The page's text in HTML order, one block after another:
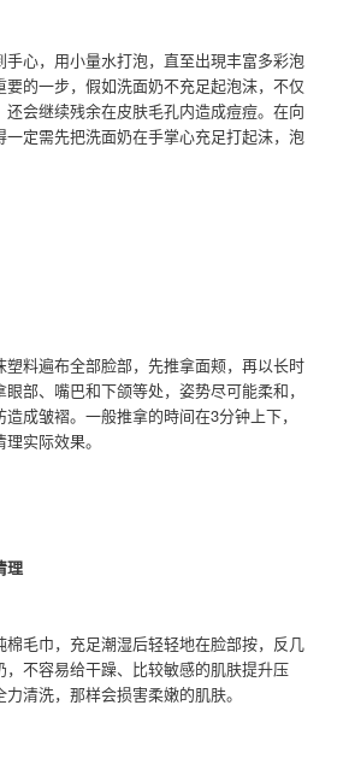
心，用小量水打泡，直至出現丰富多彩泡
的一步，假如洗面奶不充足起泡沫，不仅
会继续残余在皮肤毛孔内造成痘痘。在向
定需先把洗面奶在手掌心充足打起沫，泡
料遍布全部脸部，先推拿面颊，再以长时
部、嘴巴和下颌等处，姿势尽可能柔和，
成皱褶。一般推拿的時间在3分钟上下，
实际效果。
理
毛巾，充足潮湿后轻轻地在脸部按，反几
，不容易给干躁、比较敏感的肌肤提升压
清洗，那样会损害柔嫩的肌肤。